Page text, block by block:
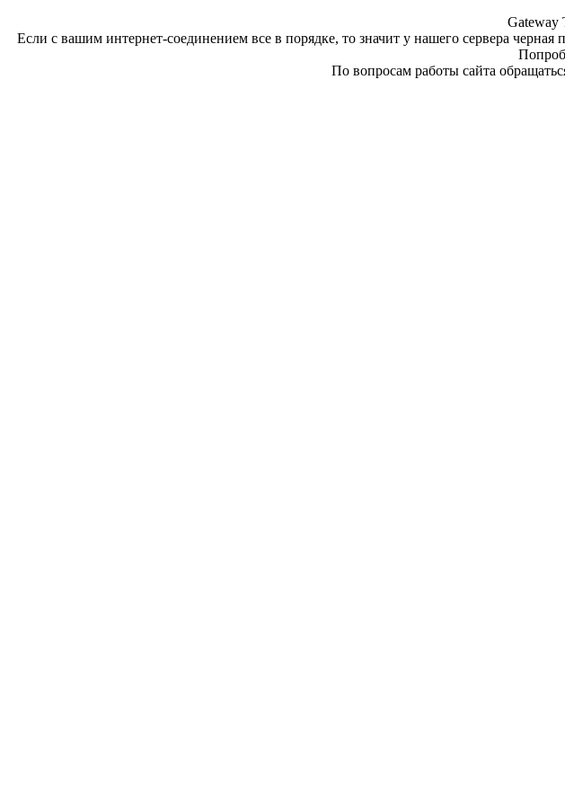
Gateway
Если с вашим интернет-соединением все в порядке, то значит у нашего сервера
По вопросам работы сайта